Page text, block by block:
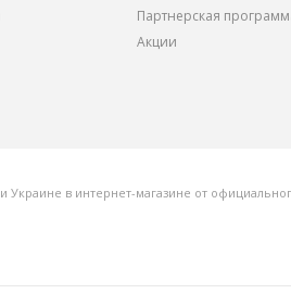
Партнерская
Акции
в интернет-магазине от